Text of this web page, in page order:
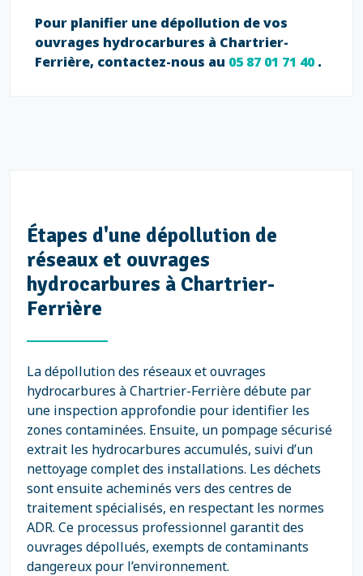
Pour planifier une dépollution de vos
ouvrages hydrocarbures à Chartrier-
Ferrière, contactez-nous au 05 87 01 71 40.
Étapes d'une dépollution de
réseaux et ouvrages
hydrocarbures à Chartrier-
Ferrière
La dépollution des réseaux et ouvrages
hydrocarbures à Chartrier-Ferrière débute par
une inspection approfondie pour identifier les
zones contaminées. Ensuite, un pompage sécurisé
extrait les hydrocarbures accumulés, suivi d’un
nettoyage complet des installations. Les déchets
sont ensuite acheminés vers des centres de
traitement spécialisés, en respectant les normes
ADR. Ce processus professionnel garantit des
ouvrages dépollués, exempts de contaminants
dangereux pour l’environnement.